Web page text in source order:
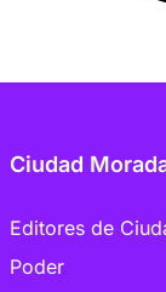
Ciudad
Editores de
Poder